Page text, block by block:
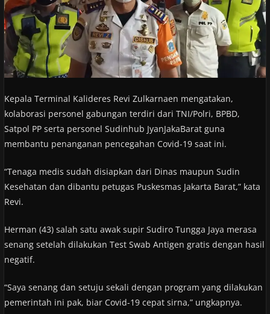
Kepala Terminal Kalideres Revi Zulkarnaen mengatakan,
kolaborasi personel gabungan terdiri dari TNI/Polri, BPBD,
Satpol PP serta personel Sudinhub JyanJakaBarat guna
membantu penanganan pencegahan Covid-19 saat ini.
“Tenaga medis sudah disiapkan dari Dinas maupun Sudin
Kesehatan dan dibantu petugas Puskesmas Jakarta Barat,” kata
Revi.
Herman (43) salah satu awak supir Sudiro Tungga Jaya merasa
senang setelah dilakukan Test Swab Antigen gratis dengan hasil
negatif.
“Saya senang dan setuju sekali dengan program yang dilakukan
pemerintah ini pak, biar Covid-19 cepat sirna,” ungkapnya.